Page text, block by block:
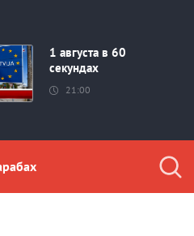
1 августа в 60
секундах
21:00